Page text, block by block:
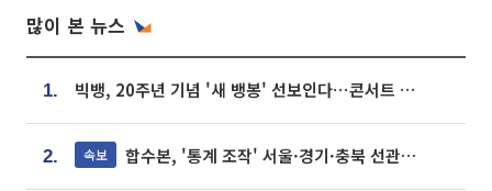
많이 본 뉴스
1. 빅뱅, 20주년 기념 '새 뱅봉' 선보인다⋯콘서트 앞두고 팝업 개최
2. 속보 합수본, '통계 조작' 서울·경기·충북 선관위 등 추가 압수수색